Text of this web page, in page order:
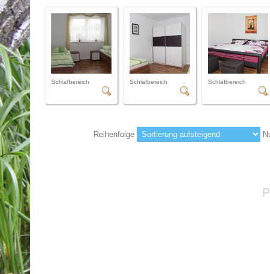
Schlafbereich Schlafbereich Schlafbereich
Reihenfolge